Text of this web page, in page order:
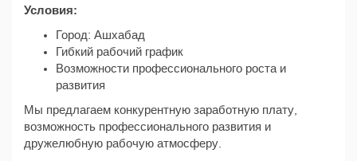
Условия:
Город: Ашхабад
Гибкий рабочий график
Возможности профессионального роста и
развития
Мы предлагаем конкурентную заработную плату,
возможность профессионального развития и
дружелюбную рабочую атмосферу.